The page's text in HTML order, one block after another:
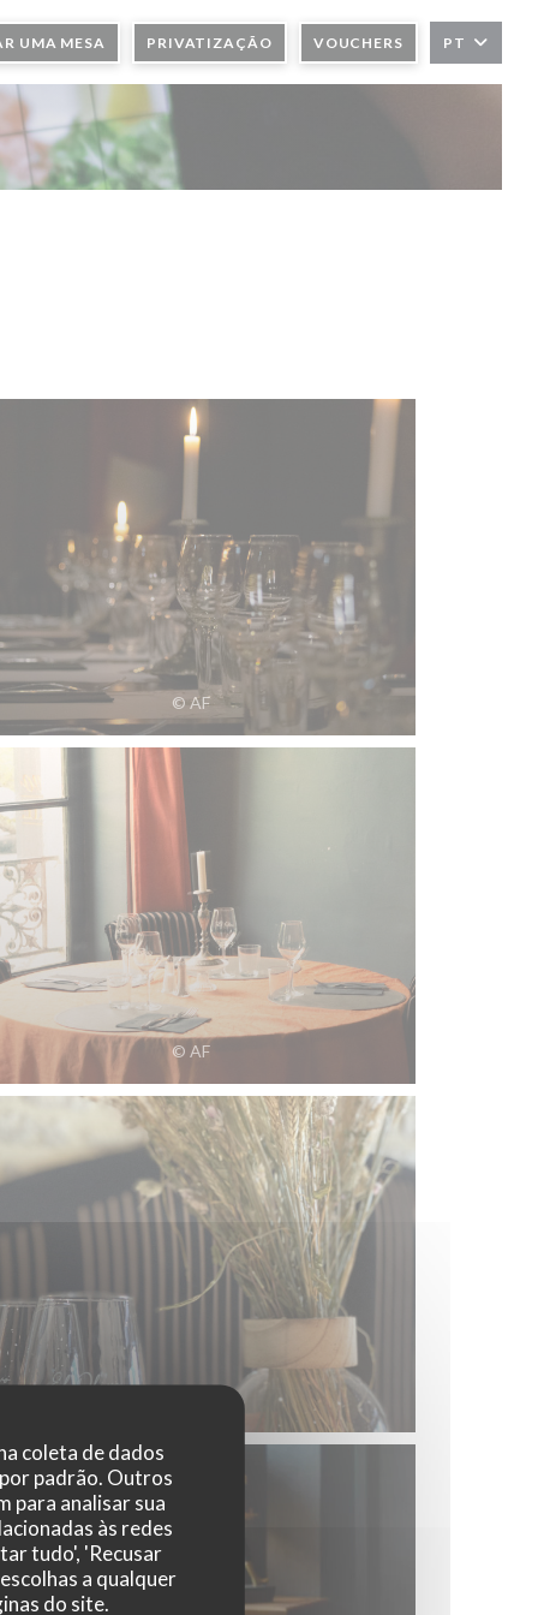
coleta de dados
padrão. Outros
para analisar sua
às redes
tudo', 'Recusar
a qualquer
do site.
UMA MESA PRIVATIZAÇÃO VOUCHERS PT
© AF
© AF